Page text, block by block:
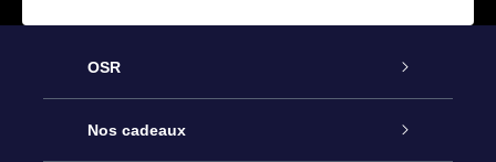
OSR
Service
Nos cadeaux